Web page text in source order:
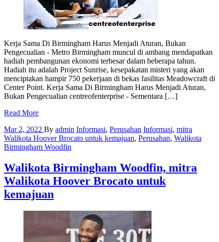
Kerja Sama Di Birmingham Harus Menjadi Aturan, Bukan
Pengecualian - Metro Birmingham muncul di ambang mendapatkan
hadiah pembangunan ekonomi terbesar dalam beberapa tahun.
Hadiah itu adalah Project Sunrise, kesepakatan misteri yang akan
menciptakan hampir 750 pekerjaan di bekas fasilitas Meadowcraft di
Center Point. Kerja Sama Di Birmingham Harus Menjadi Aturan,
Bukan Pengecualian centreofenterprise - Sementara […]
Read More
Mar 2, 2022 By admin Informasi, Perusahan Informasi, mitra
Walikota Hoover Brocato untuk kemajuan, Perusahan, Walikota
Birmingham Woodfin
Walikota Birmingham Woodfin, mitra
Walikota Hoover Brocato untuk
kemajuan